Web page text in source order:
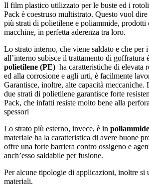
Il film plastico utilizzato per le buste ed i
Pack è coestruso multistrato. Questo vuol
più strati di polietilene e poliammide, prodotti
macchine, in perfetta aderenza tra loro.
Lo strato interno, che viene saldato e che per
all’interno subisce il trattamento di goffratura
polietilene (PE) ha caratteristiche di elevata
ed alla corrosione e agli urti, è facilmente
Garantisce, inoltre, alte capacità meccaniche.
due strati di polietilene garantisce forte
Pack, che infatti resiste molto bene alla
spessori
Lo strato più esterno, invece, è in
materiale ha la caratteristica di avere buone
offre una forte barriera contro ossigeno e
anch’esso saldabile per fusione.
Per alcune tipologie di applicazioni, inoltre si
materiali.